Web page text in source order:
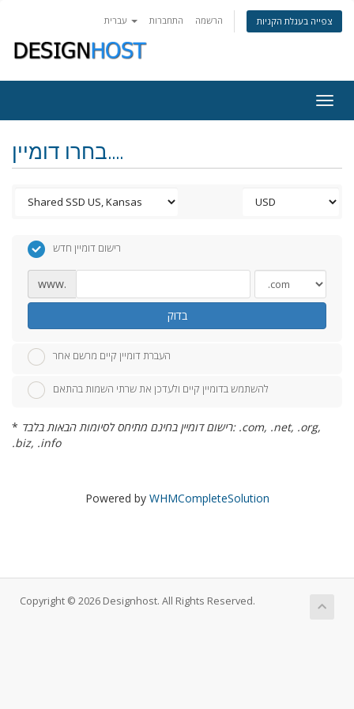
התחברות הרשמה צפייה בעגלת הקניות
בחרו דומיין....
רישום דומיין חדש
www.
בדוק
העברת דומיין קיים מרשם אחר
להשתמש בדומיין קיים ולעדכן את שרתי השמות בהתאם
* רישום דומיין בחינם מתיחס לסיומות הבאות בלבד: .com, .net, .org,
.biz, .info
Powered by WHMCompleteSolution
Copyright © 2026 Designhost. All Rights Reserved.